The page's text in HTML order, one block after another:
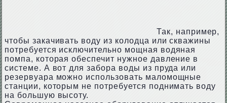
Так, например,
чтобы закачивать воду из колодца или скважины
потребуется исключительно мощная водяная
помпа, которая обеспечит нужное давление в
системе. А вот для забора воды из пруда или
резервуара можно использовать маломощные
станции, которым не потребуется поднимать воду
на большую высоту.